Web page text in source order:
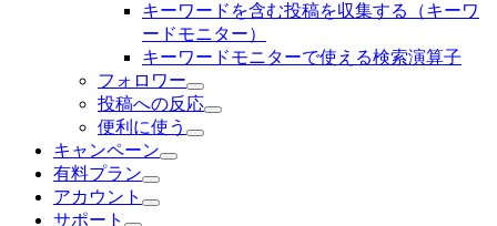
キーワードを含む投稿を収集する（キーワ
ードモニター）
キーワードモニターで使える検索演算子
フォロワー
投稿への反応
便利に使う
キャンペーン
有料プラン
アカウント
サポート